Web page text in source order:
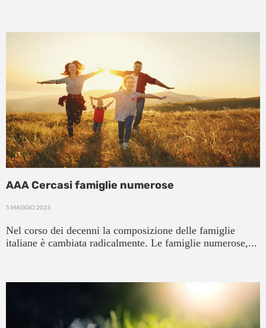
AAA Cercasi famiglie numerose
5 MAGGIO 2023
Nel corso dei decenni la composizione delle famiglie
italiane è cambiata radicalmente. Le famiglie numerose,...